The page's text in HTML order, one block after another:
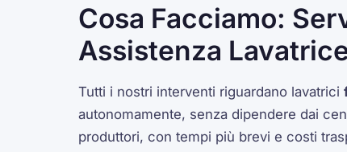
Cosa Facciamo:
Assistenza
Tutti i nostri interventi riguardano lavatrici
autonomamente, senza dipendere dai
produttori, con tempi più brevi e costi